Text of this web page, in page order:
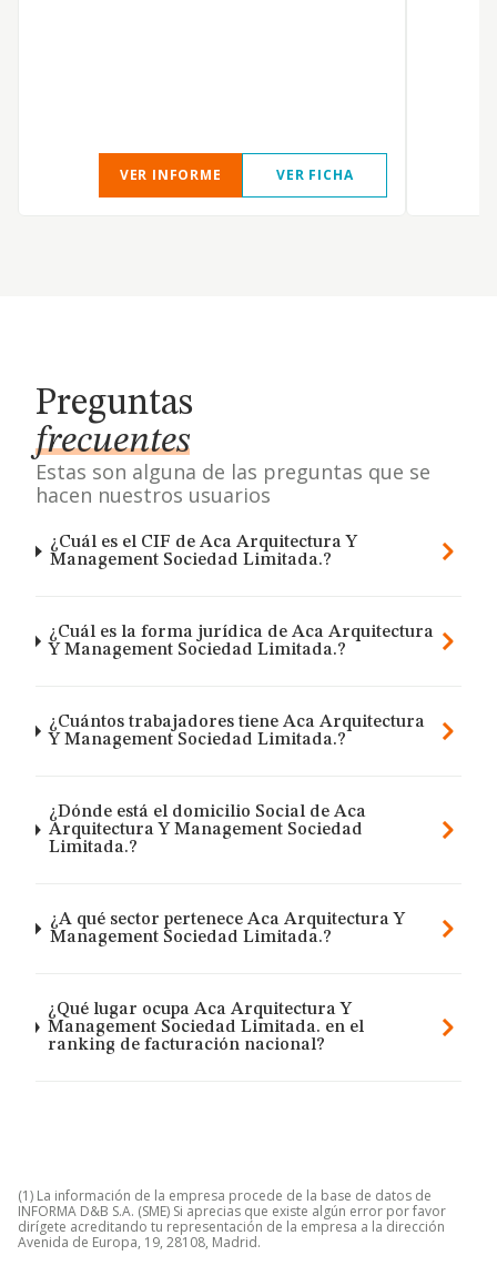
VER INFORME VER FICHA
Preguntas
frecuentes
Estas son alguna de las preguntas que se
hacen nuestros usuarios
¿Cuál es el CIF de Aca Arquitectura Y
Management Sociedad Limitada.?
¿Cuál es la forma jurídica de Aca Arquitectura
Y Management Sociedad Limitada.?
¿Cuántos trabajadores tiene Aca Arquitectura
Y Management Sociedad Limitada.?
¿Dónde está el domicilio Social de Aca
Arquitectura Y Management Sociedad
Limitada.?
¿A qué sector pertenece Aca Arquitectura Y
Management Sociedad Limitada.?
¿Qué lugar ocupa Aca Arquitectura Y
Management Sociedad Limitada. en el
ranking de facturación nacional?
(1) La información de la empresa procede de la base de datos de
INFORMA D&B S.A. (SME) Si aprecias que existe algún error por favor
dirígete acreditando tu representación de la empresa a la dirección
Avenida de Europa, 19, 28108, Madrid.